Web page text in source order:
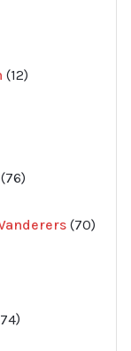
12produkter
76
produkter
70
produkter